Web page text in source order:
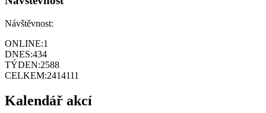
Návštěvnost:
ONLINE:1
DNES:434
TÝDEN:2588
CELKEM:2414111
Kalendář akcí